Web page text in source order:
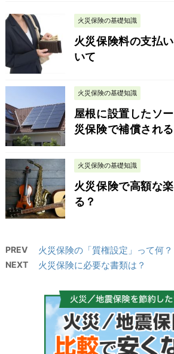
火災保険の基礎知識
火災保険料の支払
いて
火災保険の基礎知識
屋根に設置したソ
災保険で補償される
火災保険の基礎知識
火災保険で高額な
る？
PREV 火災保険の「質権設定」って何？
NEXT 火災保険に必要な書類は？